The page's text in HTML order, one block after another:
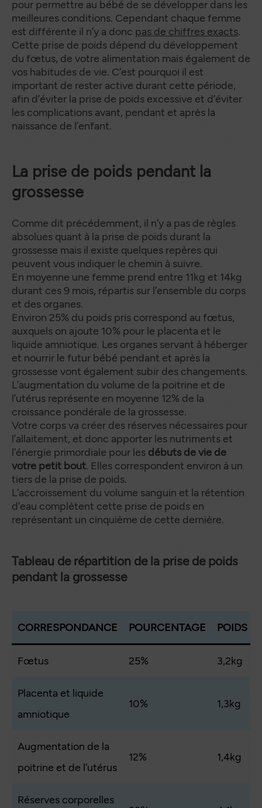
pour permettre au bébé de se développer dans les
meilleures conditions. Cependant chaque femme
est différente il n’y a donc pas de chiffres exacts.
Cette prise de poids dépend du développement
du fœtus, de votre alimentation mais également de
vos habitudes de vie. C’est pourquoi il est
important de rester active durant cette période,
afin d’éviter la prise de poids excessive et d’éviter
les complications avant, pendant et après la
naissance de l’enfant.
La prise de poids pendant la
grossesse
Comme dit précédemment, il n’y a pas de règles
absolues quant à la prise de poids durant la
grossesse mais il existe quelques repères qui
peuvent vous indiquer le chemin à suivre.
En moyenne une femme prend entre 11kg et 14kg
durant ces 9 mois, répartis sur l’ensemble du corps
et des organes.
Environ 25% du poids pris correspond au fœtus,
auxquels on ajoute 10% pour le placenta et le
liquide amniotique. Les organes servant à héberger
et nourrir le futur bébé pendant et après la
grossesse vont également subir des changements.
L’augmentation du volume de la poitrine et de
l’utérus représente en moyenne 12% de la
croissance pondérale de la grossesse.
Votre corps va créer des réserves nécessaires pour
l’allaitement, et donc apporter les nutriments et
l’énergie primordiale pour les débuts de vie de
votre petit bout. Elles correspondent environ à un
tiers de la prise de poids.
L’accroissement du volume sanguin et la rétention
d’eau complètent cette prise de poids en
représentant un cinquième de cette dernière.
Tableau de répartition de la prise de poids
pendant la grossesse
CORRESPONDANCE POURCENTAGE POIDS
Fœtus 25% 3,2kg
Placenta et liquide
amniotique
10% 1,3kg
Augmentation de la
poitrine et de l’utérus
12% 1,4kg
Réserves corporelles